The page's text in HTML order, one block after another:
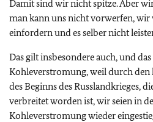
Damit sind wir nicht spitze. Aber
man kann uns nicht vorwerfen, wir
einfordern und es selber nicht
Das gilt insbesondere auch, und
Kohleverstromung, weil durch den
des Beginns des Russlandkrieges,
verbreitet worden ist, wir seien in
Kohleverstromung wieder